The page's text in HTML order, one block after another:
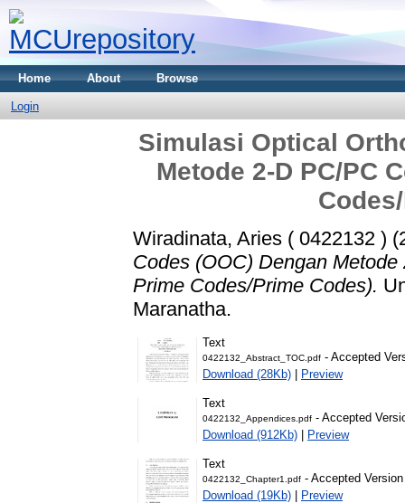
Home About Browse
Login
Simulasi Optical
Metode 2-D PC/PC
Wiradinata, Aries ( 0422132 )
Codes (OOC) Dengan
Prime Codes/Prime Codes).
Maranatha.
Text
0422132_Abstract_TOC.pdf - Accepted
Download (28Kb) | Preview
Text
0422132_Appendices.pdf - Accepted
Download (912Kb) | Preview
Text
0422132_Chapter1.pdf - Accepted Version
Download (19Kb) | Preview